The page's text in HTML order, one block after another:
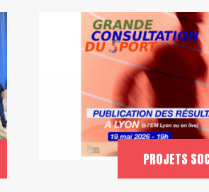
PROJETS